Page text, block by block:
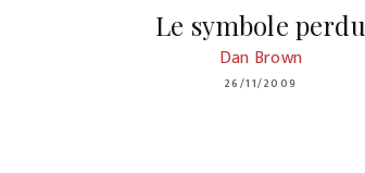
Le symbole perdu
Dan Brown
26/11/2009